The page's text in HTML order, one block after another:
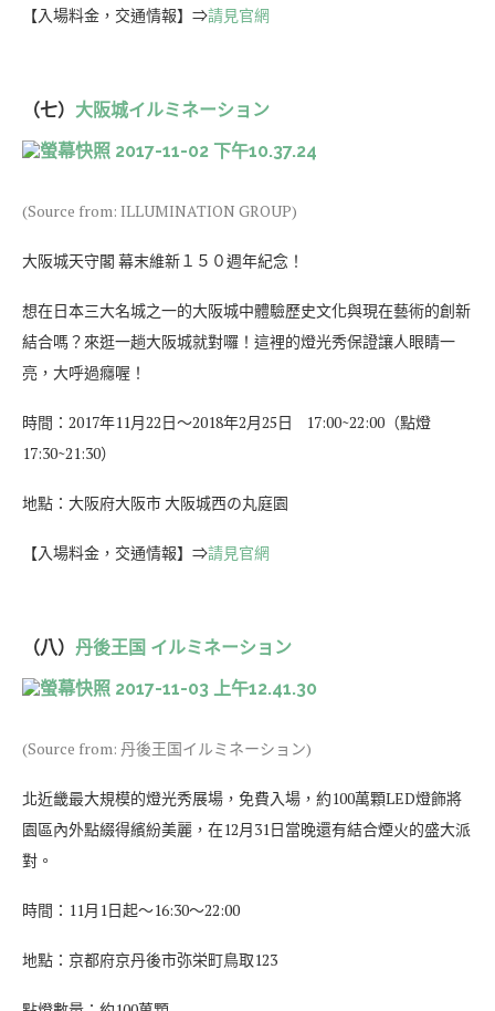
【入場料金，交通情報】⇒請見官網
（七） 大阪城イルミネーション
(Source from: ILLUMINATION GROUP)
大阪城天守閣 幕末維新１５０週年紀念！
想在日本三大名城之一的大阪城中體驗歷史文化與現在藝術的創新
結合嗎？來逛一趟大阪城就對囉！這裡的燈光秀保證讓人眼睛一
亮，大呼過癮喔！
時間：2017年11月22日～2018年2月25日 17:00~22:00（點燈
17:30~21:30）
地點：大阪府大阪市 大阪城西の丸庭園
【入場料金，交通情報】⇒請見官網
（八） 丹後王国 イルミネーション
(Source from: 丹後王国イルミネーション)
北近畿最大規模的燈光秀展場，免費入場，約100萬顆LED燈飾將
園區內外點綴得繽紛美麗，在12月31日當晚還有結合煙火的盛大派
對。
時間：11月1日起～16:30〜22:00
地點：京都府京丹後市弥栄町鳥取123